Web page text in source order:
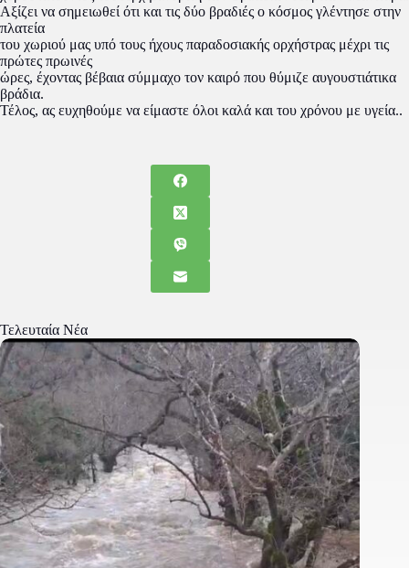
Αξίζει να σημειωθεί ότι και τις δύο βραδιές ο κόσμος γλέντησε στην
πλατεία
του χωριού μας υπό τους ήχους παραδοσιακής ορχήστρας μέχρι τις
πρώτες πρωινές
ώρες, έχοντας βέβαια σύμμαχο τον καιρό που θύμιζε αυγουστιάτικα
βράδια.
Τέλος, ας ευχηθούμε να είμαστε όλοι καλά και του χρόνου με υγεία..
Τελευταία Νέα